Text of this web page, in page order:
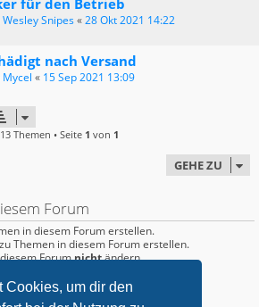
Cookies, um dir den
für den Betrieb
Wesley Snipes«28 Okt 2021 14:22
nach Versand
Mycel « 15 Sep 2021 13:09
13 Themen • Seite 1 von 1
GEHE ZU
Forum
in diesem Forum erstellen.
Themen in diesem Forum erstellen.
Forumnichtändern.
in diesem Forum erstellen.